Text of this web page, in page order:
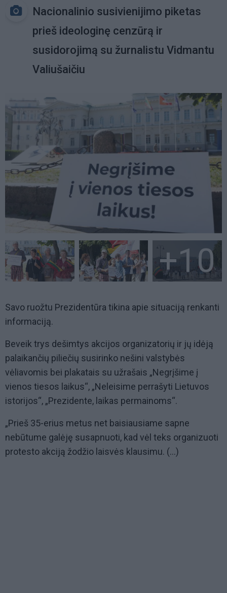
Nacionalinio susivienijimo piketas
prieš ideologinę cenzūrą ir
susidorojimą su žurnalistu Vidmantu
Valiušaičiu
+10
Savo ruožtu Prezidentūra tikina apie situaciją renkanti
informaciją.
Beveik trys dešimtys akcijos organizatorių ir jų idėją
palaikančių piliečių susirinko nešini valstybės
vėliavomis bei plakatais su užrašais „Negrįšime į
vienos tiesos laikus“, „Neleisime perrašyti Lietuvos
istorijos“, „Prezidente, laikas permainoms“.
„Prieš 35-erius metus net baisiausiame sapne
nebūtume galėję susapnuoti, kad vėl teks organizuoti
protesto akciją žodžio laisvės klausimu. (...)